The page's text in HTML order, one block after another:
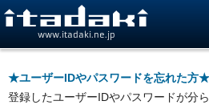
www.itadaki.ne.jp
★ユーザーIDやパスワードを忘れた方★
登録したユーザーIDやパスワードが分